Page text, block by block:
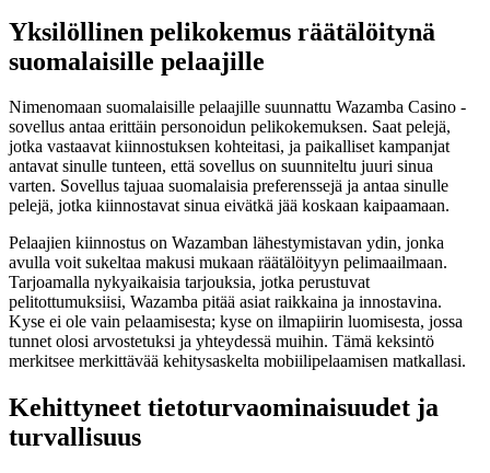
Yksilöllinen pelikokemus räätälöitynä
suomalaisille pelaajille
Nimenomaan suomalaisille pelaajille suunnattu Wazamba Casino -
sovellus antaa erittäin personoidun pelikokemuksen. Saat pelejä,
jotka vastaavat kiinnostuksen kohteitasi, ja paikalliset kampanjat
antavat sinulle tunteen, että sovellus on suunniteltu juuri sinua
varten. Sovellus tajuaa suomalaisia preferenssejä ja antaa sinulle
pelejä, jotka kiinnostavat sinua eivätkä jää koskaan kaipaamaan.
Pelaajien kiinnostus on Wazamban lähestymistavan ydin, jonka
avulla voit sukeltaa makusi mukaan räätälöityyn pelimaailmaan.
Tarjoamalla nykyaikaisia tarjouksia, jotka perustuvat
pelitottumuksiisi, Wazamba pitää asiat raikkaina ja innostavina.
Kyse ei ole vain pelaamisesta; kyse on ilmapiirin luomisesta, jossa
tunnet olosi arvostetuksi ja yhteydessä muihin. Tämä keksintö
merkitsee merkittävää kehitysaskelta mobiilipelaamisen matkallasi.
Kehittyneet tietoturvaominaisuudet ja
turvallisuus